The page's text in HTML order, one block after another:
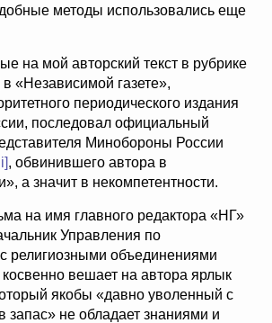
методы использовались еще
на мой авторский текст в рубрике
в «Независимой газете»,
периодического издания
последовал официальный
Минобороны России
, обвинившего автора в
а значит в некомпетентности.
на имя главного редактора «НГ»
Управления по
религиозными объединениями
вешает на автора ярлык
якобы «давно уволенный с
запас» не обладает знаниями и